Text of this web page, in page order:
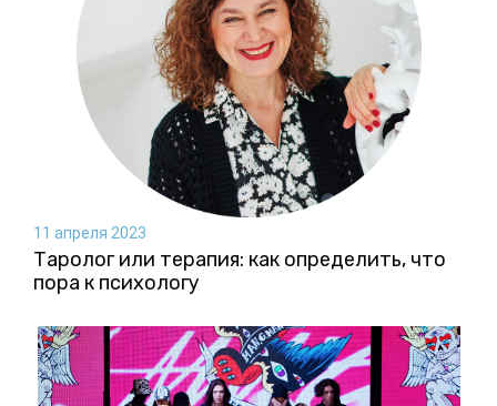
11 апреля 2023
Таролог или терапия: как определить, что
пора к психологу